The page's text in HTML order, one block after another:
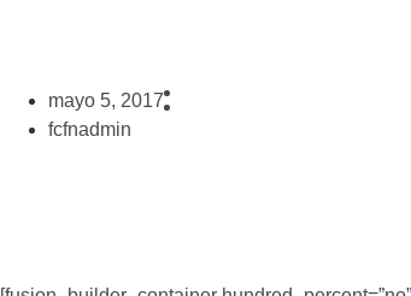
mayo 5, 2017
fcfnadmin